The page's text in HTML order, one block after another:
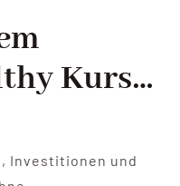
Kurs…
Investitionen und